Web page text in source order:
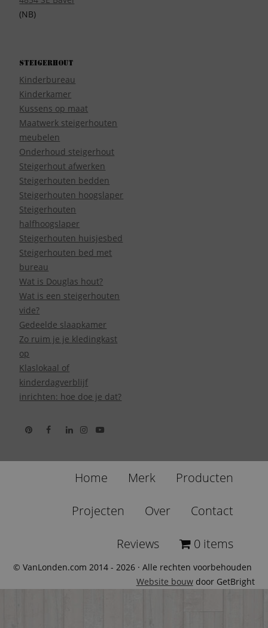
(NB)
Steigerhout
Kinderbureau
Kinderkamer
Kussens op maat
Maatwerk steigerhouten
meubelen
Onderhoud steigerhout
Steigerhout afwerken
Steigerhouten bedden
Steigerhouten hoogslaper
Steigerhouten
halfhoogslaper
Steigerhouten huisjesbed
Steigerhouten bed met
bureau
Wat is Douglas hout?
Wat is een steigerhouten
vide?
Gedeelde slaapkamer
Zo ruim je je kledingkast
op
Klaslokaal of
kinderdagverblijf
inrichten: hoe doe je dat?
Home Merk Producten
Projecten Over Contact
Reviews 0 items
© VanLonden.com 2014 - 2026 · Alle rechten voorbehouden
Website bouwdoor GetBright